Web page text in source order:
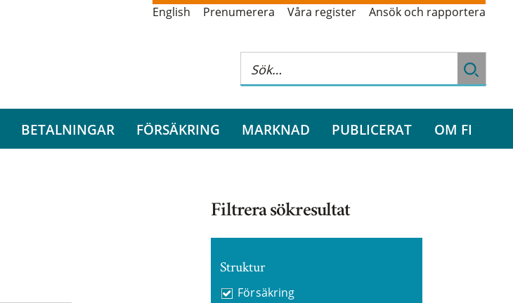
English Prenumerera Våra register Ansök och rapportera
BETALNINGAR FÖRSÄKRING MARKNAD PUBLICERAT OM FI
Filtrera sökresultat
Struktur
Försäkring